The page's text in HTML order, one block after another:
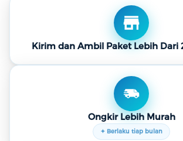
Kirim dan Ambil Paket Lebih Dari
Ongkir Lebih Murah
✦ Berlaku tiap bulan